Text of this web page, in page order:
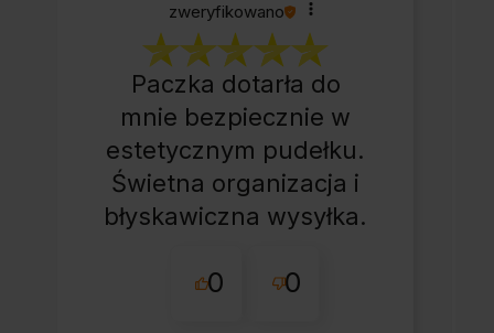
zweryfikowano
Paczka dotarła do
mnie bezpiecznie w
estetycznym pudełku.
Świetna organizacja i
błyskawiczna wysyłka.
sklepu nie pierwszy
0 0